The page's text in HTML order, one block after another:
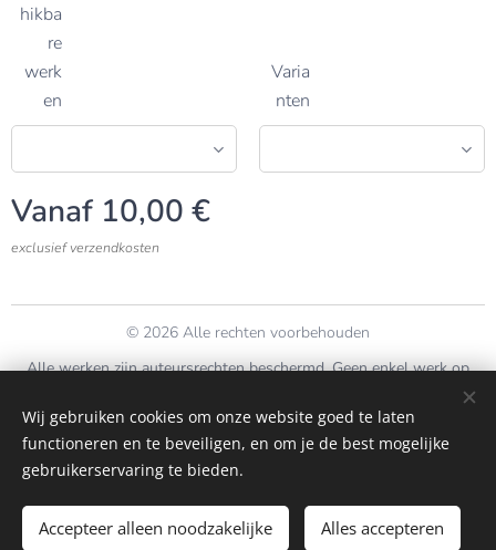
hikba
re
werk
en
Varia
nten
Vanaf 10,00 €
exclusief verzendkosten
Toevoegen aan de winkelwagen
© 2026 Alle rechten voorbehouden
Alle werken zijn auteursrechten beschermd. Geen enkel werk op
enkele vorm worden gekopieerd zonder
voorafgaande goedkeuring.
Cookies
Wij gebruiken cookies om onze website goed te laten
functioneren en te beveiligen, en om je de best mogelijke
gebruikerservaring te bieden.
Accepteer alleen noodzakelijke Alles accepteren